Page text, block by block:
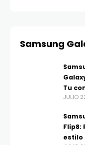
Samsung
Tu
JULIO
Flip8:
estilo